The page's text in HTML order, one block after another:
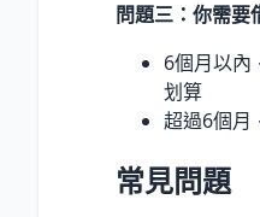
問題三：你需要
6個月以
划算
超過6個
常見問題